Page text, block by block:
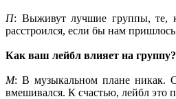
П: Выживут лучшие группы, те,
расстроился, если бы нам
Как ваш лейбл влияет на группу?
М: В музыкальном плане никак.
вмешивался. К счастью, лейбл это